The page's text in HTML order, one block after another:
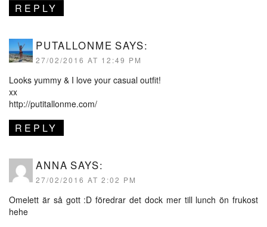
REPLY
PUTALLONME SAYS:
27/02/2016 AT 12:49 PM
Looks yummy & I love your casual outfit!
xx
http://putitallonme.com/
REPLY
ANNA SAYS:
27/02/2016 AT 2:02 PM
Omelett är så gott :D föredrar det dock mer till lunch ön frukost
hehe